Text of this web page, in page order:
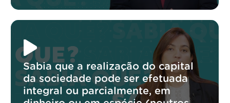
Sabia que a realização do capital
da sociedade pode ser efetuada
integral ou parcialmente, em